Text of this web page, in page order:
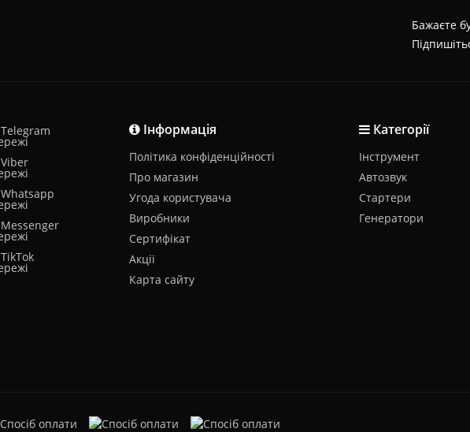
Бажаєте
Telegram
Viber
Whatsapp
Messenger
TikTok
Інформація
Політика конфіденційності
Про магазин
Угода користувача
Виробники
Сертифікат
Акції
Карта сайту
Категорії
Інструмент
Автозвук
Стартери
Генератори